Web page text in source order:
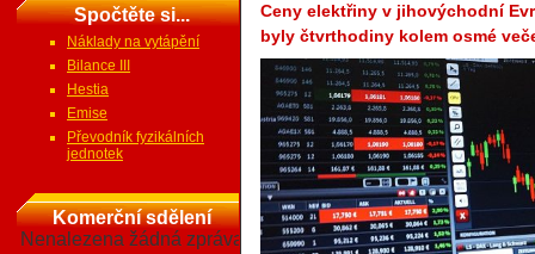
Spočtěte si...
Náklady na vytápění
Bilance III
Hestia
Emise
Převodník fyzikálních
jednotek
Komerční sdělení
Nenalezena žádná zpráva
Ceny elektřiny v jihovýchodní
byly čtvrthodiny kolem osmé